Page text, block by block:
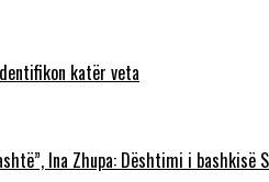
katër veta
Ina Zhupa: Dështimi i